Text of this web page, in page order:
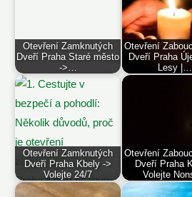
Otevření Zamknutých
Dveří Praha Staré město
->…
Otevření
Dveří Praha
Lesy |…
Otevření Zamknutých
Dveří Praha Kbely ->
Volejte 24/7
Otevření
Dveří Praha
Volejte